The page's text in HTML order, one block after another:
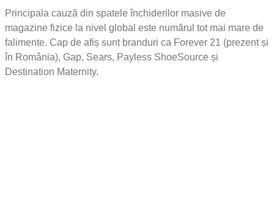
Principala cauză din spatele închiderilor masive de
magazine fizice la nivel global este numărul tot mai mare de
falimente. Cap de afiș sunt branduri ca Forever 21 (prezent și
în România), Gap, Sears, Payless ShoeSource și
Destination Maternity.